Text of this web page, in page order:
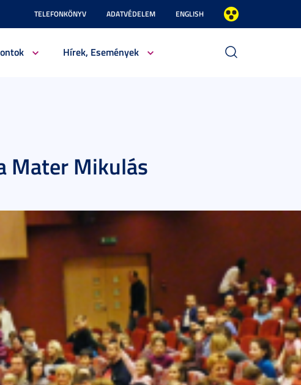
TELEFONKÖNYV ADATVÉDELEM ENGLISH
Hírek, Események
Mater Mikulás